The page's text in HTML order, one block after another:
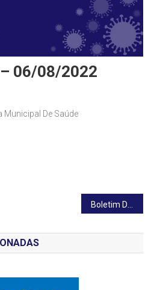
06/08/2022
Municipal De Saúde
Boletim Diário – 07/08/2022